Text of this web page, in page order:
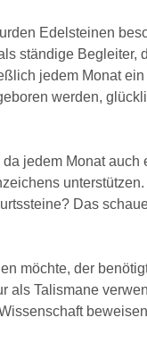
Edelsteinen
ständige Begleiter,
jedem Monat
werden,
jedem Monat
unterstützen.
Das
möchte, der
Talismane